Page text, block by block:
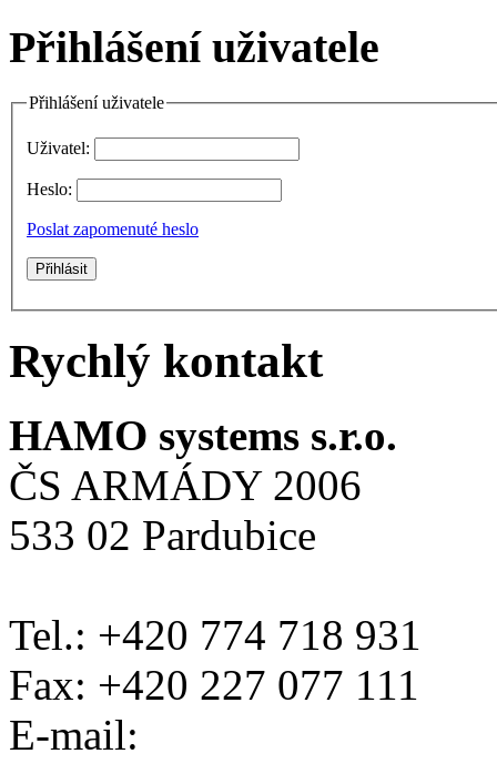
Přihlášení uživatele
Přihlášení uživatele
Uživatel:
Heslo:
Poslat zapomenuté heslo
Rychlý kontakt
HAMO systems s.r.o.
ČS ARMÁDY 2006
533 02 Pardubice
Tel.: +420 774 718 931
Fax: +420 227 077 111
E-mail: